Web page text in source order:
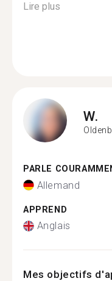
Lire plus
W.
PARLE
Allemand
APPREND
Anglais
Mes objectifs